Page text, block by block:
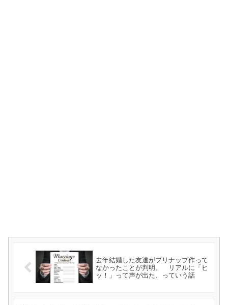
去年結婚した友達がプリナップ作って
なかったことが判明。 リアルに「ヒ
ッ！」って声が出た、っていう話